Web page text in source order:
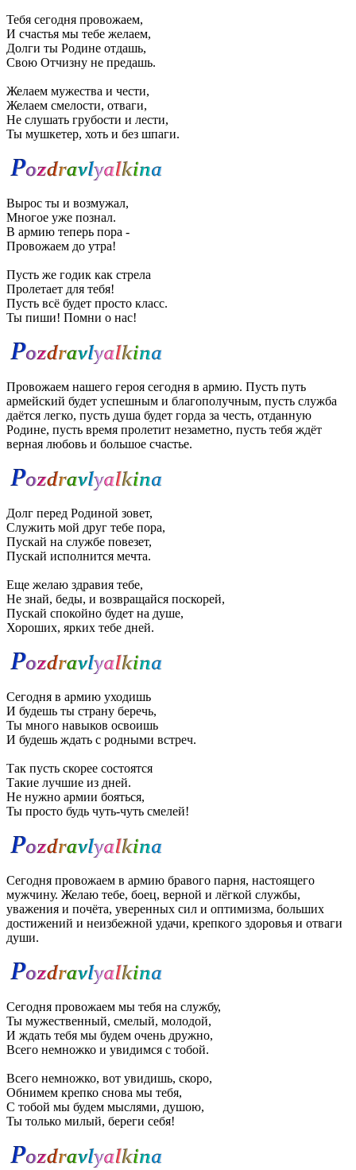
Тебя сегодня провожаем,
И счастья мы тебе желаем,
Долги ты Родине отдашь,
Свою Отчизну не предашь.
Желаем мужества и чести,
Желаем смелости, отваги,
Не слушать грубости и лести,
Ты мушкетер, хоть и без шпаги.
Вырос ты и возмужал,
Многое уже познал.
В армию теперь пора -
Провожаем до утра!
Пусть же годик как стрела
Пролетает для тебя!
Пусть всё будет просто класс.
Ты пиши! Помни о нас!
Провожаем нашего героя сегодня в армию. Пусть путь
армейский будет успешным и благополучным, пусть служба
даётся легко, пусть душа будет горда за честь, отданную
Родине, пусть время пролетит незаметно, пусть тебя ждёт
верная любовь и большое счастье.
Долг перед Родиной зовет,
Служить мой друг тебе пора,
Пускай на службе повезет,
Пускай исполнится мечта.
Еще желаю здравия тебе,
Не знай, беды, и возвращайся поскорей,
Пускай спокойно будет на душе,
Хороших, ярких тебе дней.
Сегодня в армию уходишь
И будешь ты страну беречь,
Ты много навыков освоишь
И будешь ждать с родными встреч.
Так пусть скорее состоятся
Такие лучшие из дней.
Не нужно армии бояться,
Ты просто будь чуть-чуть смелей!
Сегодня провожаем в армию бравого парня, настоящего
мужчину. Желаю тебе, боец, верной и лёгкой службы,
уважения и почёта, уверенных сил и оптимизма, больших
достижений и неизбежной удачи, крепкого здоровья и отваги
души.
Сегодня провожаем мы тебя на службу,
Ты мужественный, смелый, молодой,
И ждать тебя мы будем очень дружно,
Всего немножко и увидимся с тобой.
Всего немножко, вот увидишь, скоро,
Обнимем крепко снова мы тебя,
С тобой мы будем мыслями, душою,
Ты только милый, береги себя!